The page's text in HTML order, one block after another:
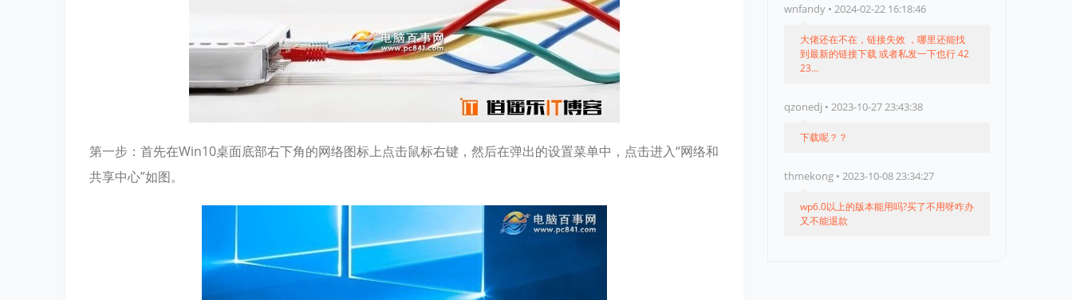
第一步：首先在Win10桌面底部右下角的网络图标上点击鼠标右键，然后在弹出的设置菜单中，点击进入“网络和
共享中心”如图。
wnfandy • 2024-02-22 16:18:46
大佬还在不在，链接失效 ，哪里还能找
到最新的链接下载 或者私发一下也行 42
23...
qzonedj • 2023-10-27 23:43:38
下载呢？？
thmekong • 2023-10-08 23:34:27
wp6.0以上的版本能用吗?买了不用呀咋办
又不能退款